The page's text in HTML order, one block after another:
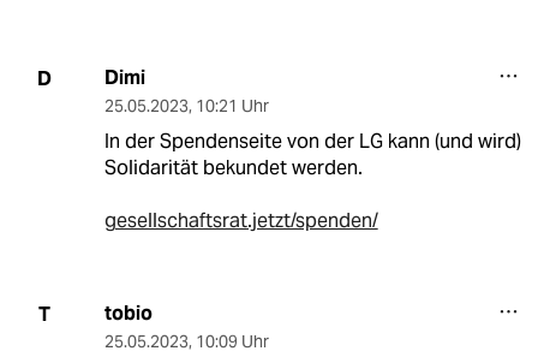
D Dimi
25.05.2023, 10:21 Uhr
In der Spendenseite von der LG kann (und wird)
Solidarität bekundet werden.
gesellschaftsrat.jetzt/spenden/
T tobio
25.05.2023, 10:09 Uhr